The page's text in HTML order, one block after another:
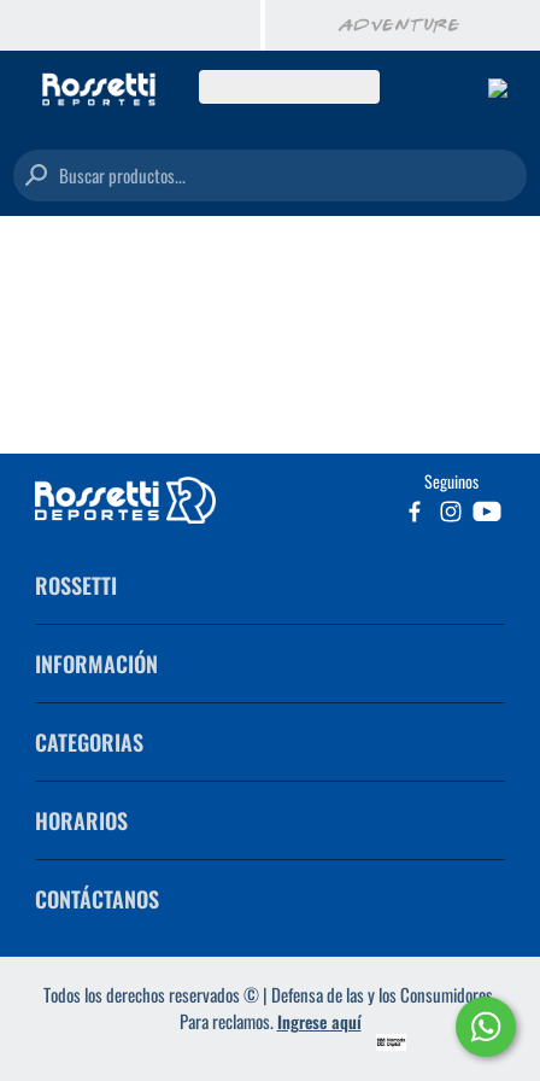
Buscar productos...
Seguinos
ROSSETTI
INFORMACIÓN
CATEGORIAS
HORARIOS
CONTÁCTANOS
Todos los derechos reservados © | Defensa de las y los Consumidores.
Para reclamos.Ingrese aquí